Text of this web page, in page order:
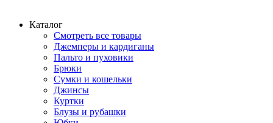
Каталог
Смотреть все товары
Джемперы и кардиганы
Пальто и пуховики
Брюки
Сумки и кошельки
Джинсы
Куртки
Блузы и рубашки